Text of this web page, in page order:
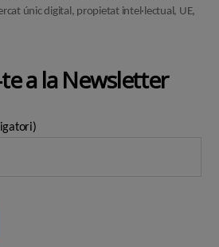
únic digital , propietat intel·lectual , UE,
a la Newsletter